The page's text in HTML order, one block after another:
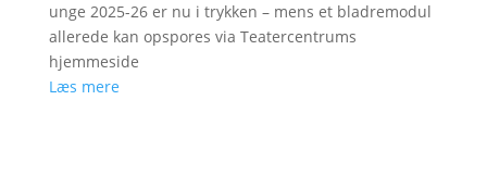
unge 2025-26 er nu i trykken – mens et bladremodul
allerede kan opspores via Teatercentrums
hjemmeside
Læs mere